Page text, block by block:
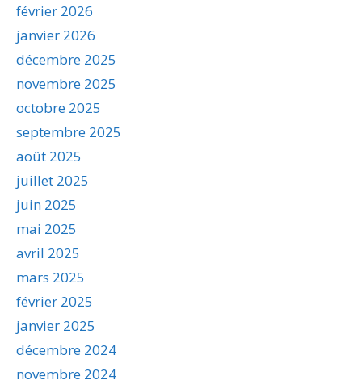
février 2026
janvier 2026
décembre 2025
novembre 2025
octobre 2025
septembre 2025
août 2025
juillet 2025
juin 2025
mai 2025
avril 2025
mars 2025
février 2025
janvier 2025
décembre 2024
novembre 2024